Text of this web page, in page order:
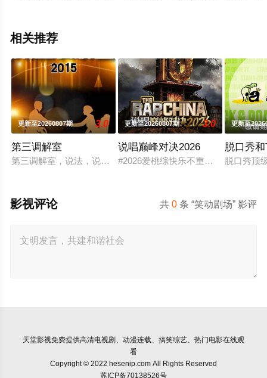
相关推荐
更新至20260807期 3.0
第三调解室
第三调解室，说法，说理，说亲情。第三调解室是国内第一档具
更新至20260807期 3.0
说唱巅峰对决2026
#2026爱桃综快乐不重样# #说唱十周
更新至
脱口秀
脱口秀顶
共0 条 “笑动剧场” 影评
影视评论
天堂影视免费提供高清电视剧、动漫连载、搞笑综艺、热门电影在线观
看
Copyright © 2022 hesenip.com All Rights Reserved
苏ICP备70138526号